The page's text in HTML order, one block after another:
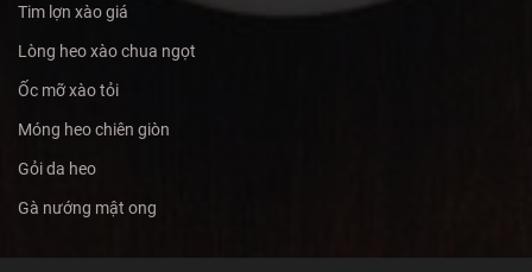
Tim lợn xào giá
Lòng heo xào chua ngọt
Ốc mỡ xào tỏi
Móng heo chiên giòn
Gỏi da heo
Gà nướng mật ong